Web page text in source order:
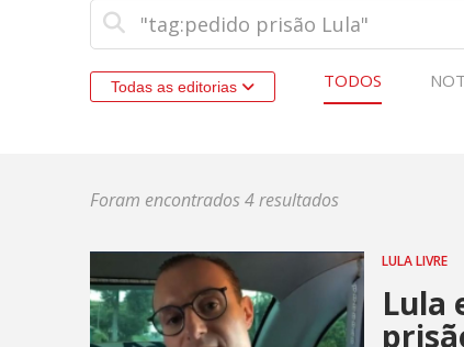
Todas as editorias TODOS
Foram encontrados 4 resultados
LULA LIVRE
Lula